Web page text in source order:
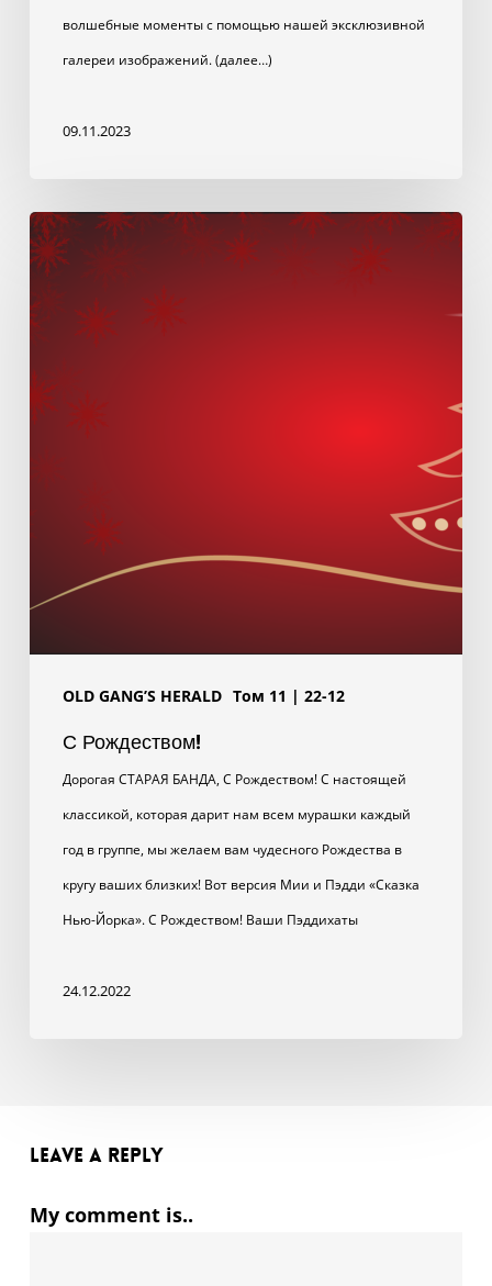
волшебные моменты с помощью нашей эксклюзивной
галереи изображений. (далее…)
09.11.2023
OLD GANG’S HERALD Том 11 | 22-12
С
Рождеством!
С Рождеством!
Дорогая СТАРАЯ БАНДА, С Рождеством! С настоящей
классикой, которая дарит нам всем мурашки каждый
год в группе, мы желаем вам чудесного Рождества в
кругу ваших близких! Вот версия Мии и Пэдди «Сказка
Нью-Йорка». С Рождеством! Ваши Пэддихаты
24.12.2022
Leave a Reply
My comment is..